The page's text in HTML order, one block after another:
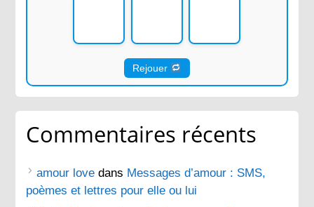
Rejouer
Commentaires récents
amour love dans Messages d’amour : SMS,
poèmes et lettres pour elle ou lui